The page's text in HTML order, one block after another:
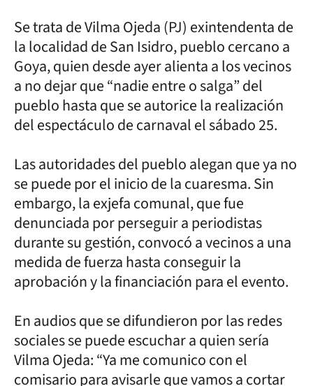
Se trata de Vilma Ojeda (PJ) exintendenta de
la localidad de San Isidro, pueblo cercano a
Goya, quien desde ayer alienta a los vecinos
a no dejar que “nadie entre o salga” del
pueblo hasta que se autorice la realización
del espectáculo de carnaval el sábado 25.
Las autoridades del pueblo alegan que ya no
se puede por el inicio de la cuaresma. Sin
embargo, la exjefa comunal, que fue
denunciada por perseguir a periodistas
durante su gestión, convocó a vecinos a una
medida de fuerza hasta conseguir la
aprobación y la financiación para el evento.
En audios que se difundieron por las redes
sociales se puede escuchar a quien sería
Vilma Ojeda: “Ya me comunico con el
comisario para avisarle que vamos a cortar